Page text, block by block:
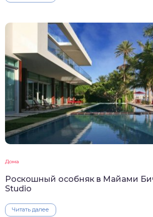
Дома
Роскошный особняк в Майами
Studio
Читать далее